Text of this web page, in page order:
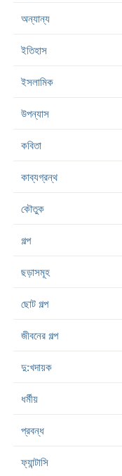
অন্যান্য
ইতিহাস
ইসলামিক
উপন্যাস
কবিতা
কাব্যগ্রন্থ
কৌতুক
গল্প
ছড়াসমূহ
ছোট গল্প
জীবনের গল্প
দু:খদায়ক
ধর্মীয়
প্রবন্ধ
ফ্যান্টাসি